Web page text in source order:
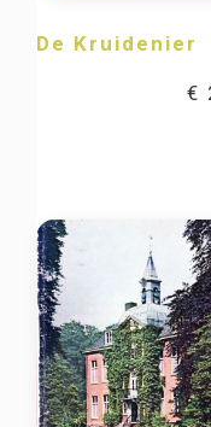
De Kruidenier
€